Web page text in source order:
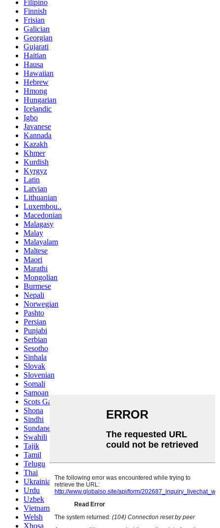
Filipino
Finnish
Frisian
Galician
Georgian
Gujarati
Haitian
Hausa
Hawaiian
Hebrew
Hmong
Hungarian
Icelandic
Igbo
Javanese
Kannada
Kazakh
Khmer
Kurdish
Kyrgyz
Latin
Latvian
Lithuanian
Luxembou..
Macedonian
Malagasy
Malay
Malayalam
Maltese
Maori
Marathi
Mongolian
Burmese
Nepali
Norwegian
Pashto
Persian
Punjabi
Serbian
Sesotho
Sinhala
Slovak
Slovenian
Somali
Samoan
Scots Gaelic
Shona
Sindhi
Sundanese
Swahili
Tajik
Tamil
Telugu
Thai
Ukrainian
Urdu
Uzbek
Vietnamese
Welsh
Xhosa